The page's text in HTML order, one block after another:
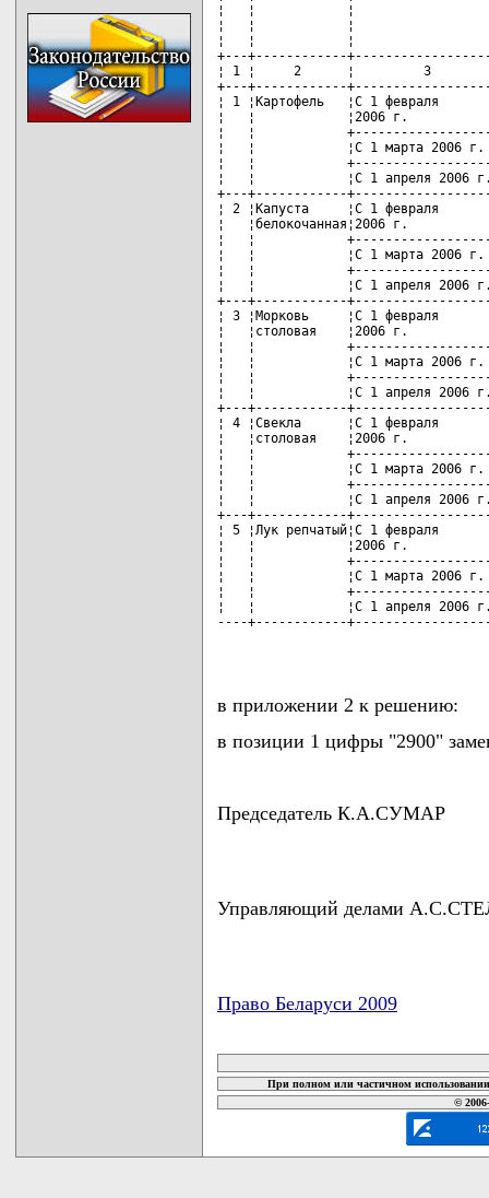
¦   ¦            ¦                  ¦
¦   ¦            ¦                  ¦
¦   ¦            ¦                  ¦
+---+------------
¦ 1 ¦     2      ¦         3
+---+------------
¦ 1 ¦Картофель   ¦С 1
¦   ¦            ¦2006 г.
¦   ¦
¦   ¦            ¦С 1 марта 2006
¦   ¦
¦   ¦            ¦С 1 апреля
+---+------------
¦ 2 ¦Капуста     ¦С 1
¦   ¦белокочанная¦2006 г.
¦   ¦
¦   ¦            ¦С 1 марта 2006
¦   ¦
¦   ¦            ¦С 1 апреля
+---+------------
¦ 3 ¦Морковь     ¦С 1
¦   ¦столовая    ¦2006 г.
¦   ¦
¦   ¦            ¦С 1 марта 2006
¦   ¦
¦   ¦            ¦С 1 апреля
+---+------------
¦ 4 ¦Свекла      ¦С 1 февраля
¦   ¦столовая    ¦2006 г.
¦   ¦
¦   ¦            ¦С 1 марта 2006
¦   ¦
¦   ¦            ¦С 1 апреля
+---+------------
¦ 5 ¦Лук репчатый¦С 1
¦   ¦            ¦2006 г.
¦   ¦
¦   ¦            ¦С 1 марта 2006
¦   ¦
¦   ¦            ¦С 1 апреля
----+------------
в приложении 2 к решению:
в позиции 1 цифры "2900"
Председатель К.А.СУМАР
Управляющий делами
Право Беларуси 2009
При полном или частичном
©